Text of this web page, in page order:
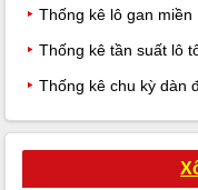
Thống kê lô gan miền
Thống kê tần suất lô
Thống kê chu kỳ dàn